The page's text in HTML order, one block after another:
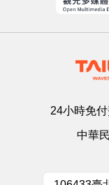
24小時免
中華